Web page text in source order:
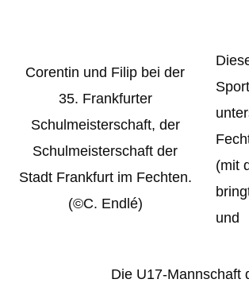
Corentin und Filip bei der
35. Frankfurter
Schulmeisterschaft, der
Schulmeisterschaft der
Stadt Frankfurt im Fechten.
(©C. Endlé)
Die U17-Mannschaft
(mit
und